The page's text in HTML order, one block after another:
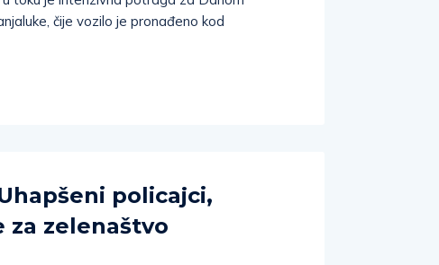
čije vozilo je pronađeno kod
policajci,
za zelenaštvo